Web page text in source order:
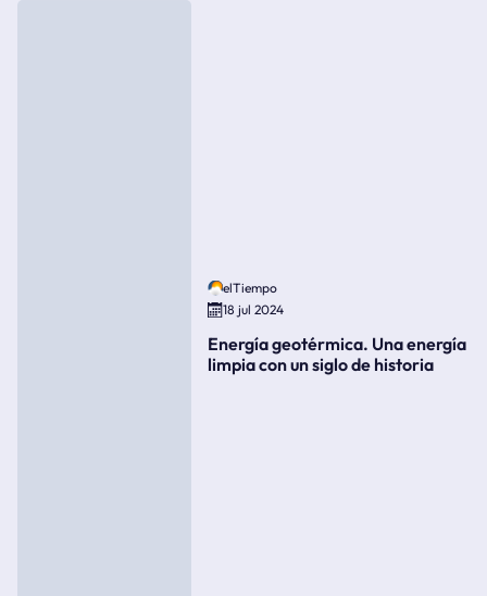
elTiempo
18 jul 2024
Energía geotérmica. Una energía
limpia con un siglo de historia